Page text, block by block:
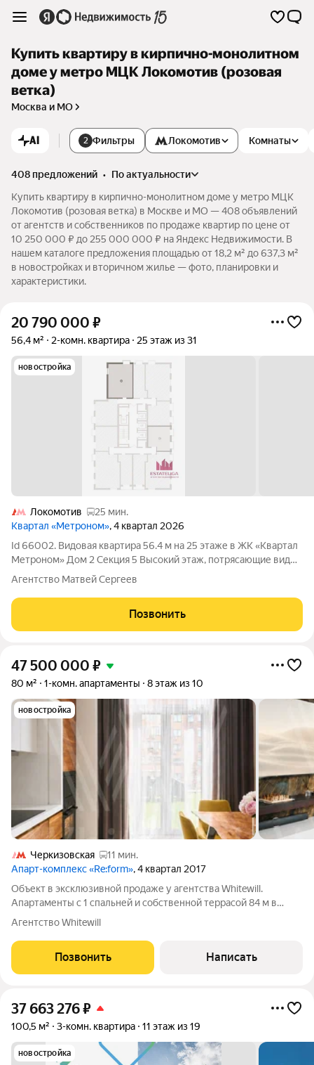
Купить квартиру в кирпично-монолитном
доме у метро МЦК Локомотив (розовая
ветка)
Москва и МО
AI 2 Фильтры Комнаты
Локомотив
408 предложений •
по актуальности
Купить квартиру в кирпично-монолитном доме у метро МЦК
Локомотив (розовая ветка) в Москве и МО — 408 объявлений
от агентств и собственников по продаже квартир по цене от
10 250 000 ₽ до 255 000 000 ₽ на Яндекс Недвижимости. В
нашем каталоге предложения площадью от 18,2 м² до 637,3 м²
в новостройках и вторичном жилье — фото, планировки и
характеристики.
20 790 000 ₽
56,4 м² 2-комн. квартира 25 этаж из 31
новостройка
Локомотив
25 мин.
Квартал «Метроном», 4 квартал 2026
Id 66002. Видовая квартира 56.4 м на 25 этаже в ЖК «Квартал
Метроном» Дом 2 Секция 5 Высокий этаж, потрясающие виды,
удачная планировка и лучший ЖК района. Если вы ищете
квартиру, в которой будет действительно приятно жить
долгие годы, обязательно
Агентство Матвей Сергеев
Позвонить
47 500 000 ₽
80 м² 1-комн. апартаменты 8 этаж из 10
новостройка
Черкизовская
11 мин.
Апарт-комплекс «Re:form», 4 квартал 2017
Объект в эксклюзивной продаже у агентства Whitewill.
Апартаменты с 1 спальней и собственной террасой 84 м в
комплексе бизнес-класса «РеФорм» в районе
превращается в полноценное приватное
Агентство Whitewill
Позвонить Написать
37 663 276₽
100,5 м² 3-комн. квартира 11 этаж из 19
новостройка